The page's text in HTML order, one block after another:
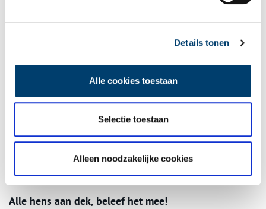
Details tonen
Alle cookies toestaan
Selectie toestaan
Alleen noodzakelijke cookies
Scheepsmodel Staverse jol, 1900-1946. Collectie Zuiderzeemuseum.
Alle hens aan dek, beleef het mee!